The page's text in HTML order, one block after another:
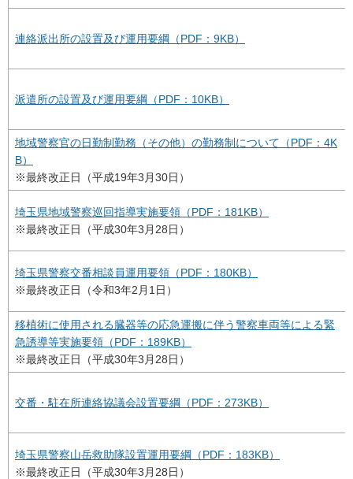
連絡派出所の設置及び運用要綱（PDF：9KB）
派遣所の設置及び運用要綱（PDF：10KB）
地域警察官の日勤制勤務（その他）の勤務制について（PDF：4K
B）
※最終改正日（平成19年3月30日）
埼玉県地域警察巡回指導実施要領（PDF：181KB）
※最終改正日（平成30年3月28日）
埼玉県警察交番相談員運用要領（PDF：180KB）
※最終改正日（令和3年2月1日）
移植術に使用される臓器等の応急運搬に伴う警察車両等による緊
急誘導等実施要領（PDF：189KB）
※最終改正日（平成30年3月28日）
交番・駐在所連絡協議会設置要綱（PDF：273KB）
埼玉県警察山岳救助隊設置運用要綱（PDF：183KB）
※最終改正日（平成30年3月28日）